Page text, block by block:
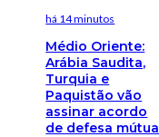
há 14 minutos
Médio Oriente:
Arábia Saudita,
Turquia e
Paquistão vão
assinar acordo
de defesa mútua